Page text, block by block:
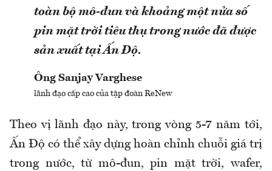
toàn bộ mô-đun và khoảng một nửa số
pin mặt trời tiêu thụ trong nước đã được
sản xuất tại Ấn Độ.
Ông Sanjay Varghese
lãnh đạo cấp cao của tập đoàn ReNew
Theo vị lãnh đạo này, trong vòng 5-7 năm tới,
Ấn Độ có thể xây dựng hoàn chỉnh chuỗi giá trị
trong nước, từ mô-đun, pin mặt trời, wafer,